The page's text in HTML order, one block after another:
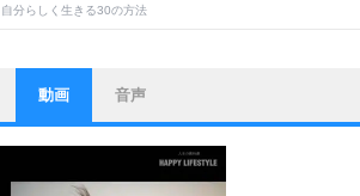
自分らしく生きる30の方法
ストレス対策
他人と比べない。
いっそのこと、他人を見ない。
いらいらしない人になる30の方法
動画 音声